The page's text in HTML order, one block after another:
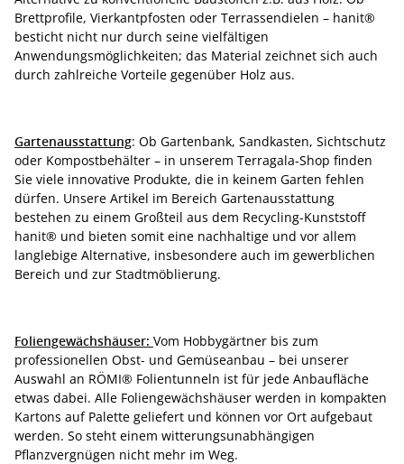
Brettprofile, Vierkantpfosten oder Terrassendielen – hanit®
besticht nicht nur durch seine vielfältigen
Anwendungsmöglichkeiten; das Material zeichnet sich auch
durch zahlreiche Vorteile gegenüber Holz aus.
Gartenausstattung: Ob Gartenbank, Sandkasten, Sichtschutz
oder Kompostbehälter – in unserem Terragala-Shop finden
Sie viele innovative Produkte, die in keinem Garten fehlen
dürfen. Unsere Artikel im Bereich Gartenausstattung
bestehen zu einem Großteil aus dem Recycling-Kunststoff
hanit® und bieten somit eine nachhaltige und vor allem
langlebige Alternative, insbesondere auch im gewerblichen
Bereich und zur Stadtmöblierung.
Foliengewächshäuser: Vom Hobbygärtner bis zum
professionellen Obst- und Gemüseanbau – bei unserer
Auswahl an RÖMI® Folientunneln ist für jede Anbaufläche
etwas dabei. Alle Foliengewächshäuser werden in kompakten
Kartons auf Palette geliefert und können vor Ort aufgebaut
werden. So steht einem witterungsunabhängigen
Pflanzvergnügen nicht mehr im Weg.